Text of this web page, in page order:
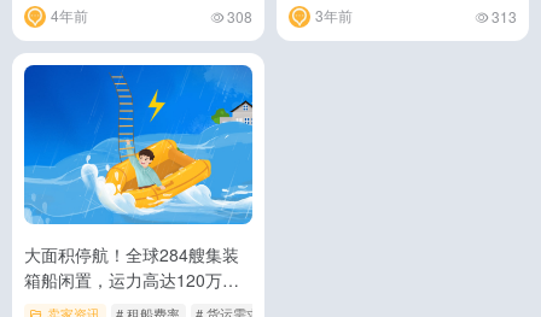
4年前 308 3年前 313
大面积停航！全球284艘集装
箱船闲置，运力高达120万
TEU！